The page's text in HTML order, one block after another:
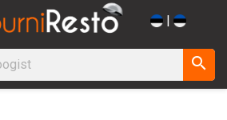
|
search